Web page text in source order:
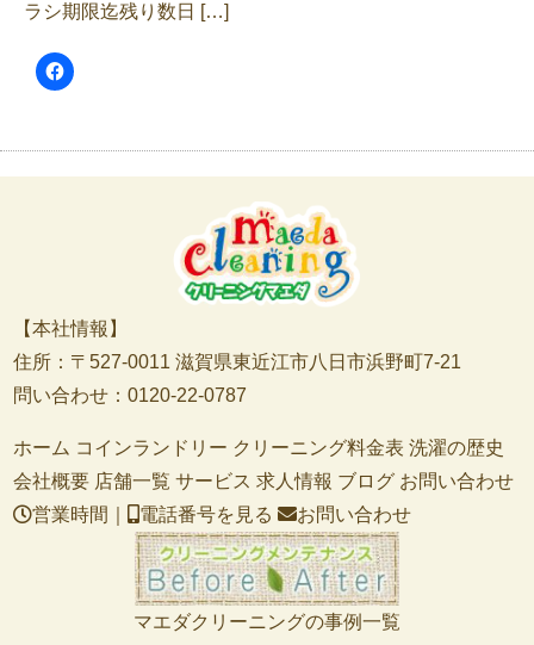
ラシ期限迄残り数日 […]
【本社情報】
住所：〒527-0011 滋賀県東近江市八日市浜野町7-21
問い合わせ：0120-22-0787
ホーム コインランドリー クリーニング料金表 洗濯の歴史
会社概要 店舗一覧 サービス 求人情報 ブログ お問い合わせ
営業時間｜
電話番号を見る お問い合わせ
マエダクリーニングの事例一覧